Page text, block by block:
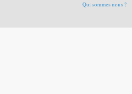
Qui sommes nous ?